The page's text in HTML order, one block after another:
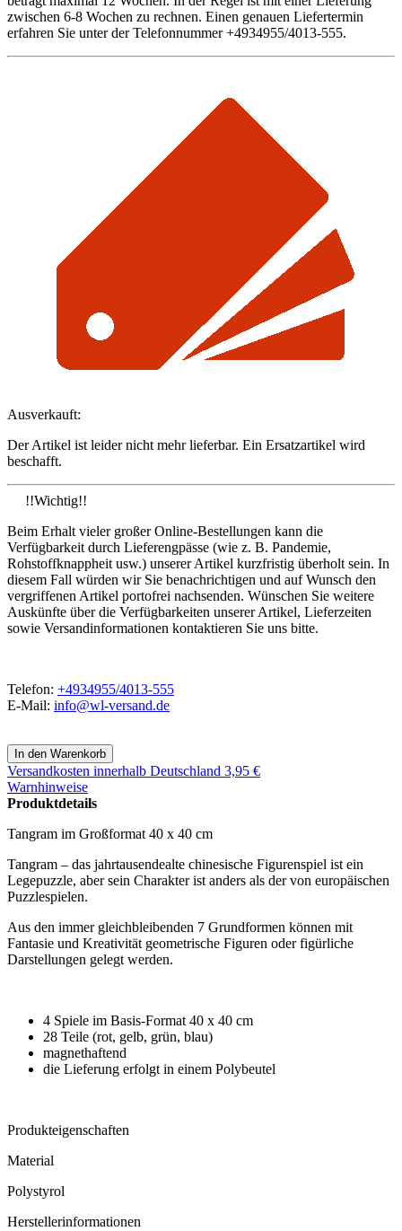
zwischen 6-8 Wochen zu rechnen. Einen genauen Liefertermin
erfahren Sie unter der Telefonnummer +4934955/4013-555.
Ausverkauft:
Der Artikel ist leider nicht mehr lieferbar. Ein Ersatzartikel wird
beschafft.
!!Wichtig!!
Beim Erhalt vieler großer Online-Bestellungen kann die
Verfügbarkeit durch Lieferengpässe (wie z. B. Pandemie,
Rohstoffknappheit usw.) unserer Artikel kurzfristig überholt sein. In
diesem Fall würden wir Sie benachrichtigen und auf Wunsch den
vergriffenen Artikel portofrei nachsenden. Wünschen Sie weitere
Auskünfte über die Verfügbarkeiten unserer Artikel, Lieferzeiten
sowie Versandinformationen kontaktieren Sie uns bitte.
Telefon: +4934955/4013-555
E-Mail: info@wl-versand.de
Versandkosten innerhalb Deutschland 3,95 €
Warnhinweise
Produktdetails
Tangram im Großformat 40 x 40 cm
Tangram – das jahrtausendealte chinesische Figurenspiel ist ein
Legepuzzle, aber sein Charakter ist anders als der von europäischen
Puzzlespielen.
Aus den immer gleichbleibenden 7 Grundformen können mit
Fantasie und Kreativität geometrische Figuren oder figürliche
Darstellungen gelegt werden.
4 Spiele im Basis-Format 40 x 40 cm
28 Teile (rot, gelb, grün, blau)
magnethaftend
die Lieferung erfolgt in einem Polybeutel
Produkteigenschaften
Material
Polystyrol
Herstellerinformationen